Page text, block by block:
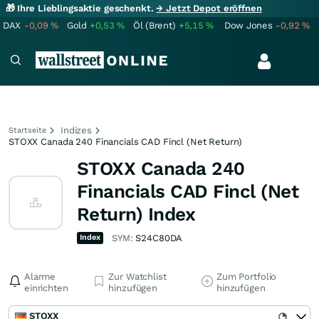
🎁 Ihre Lieblingsaktie geschenkt.→ Jetzt Depot eröffnen
DAX -0,09% Gold +0,53% Öl (Brent) +5,15% Dow Jones -0,92%
Startseite
Indizes
STOXX Canada 240 Financials CAD Fincl (Net Return)
STOXX Canada 240
Financials CAD Fincl (Net
Return) Index
Index SYM:S24C80DA
Alarme
einrichten
Zur Watchlist
hinzufügen
Zum Portfolio
hinzufügen
STOXX